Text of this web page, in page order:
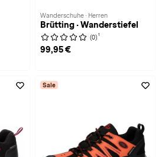
Wanderschuhe · Herren
Brütting · Wanderstiefel
(0) 1
99,95 €
Sale